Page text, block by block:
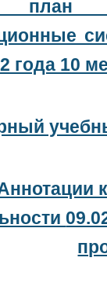
план
года 10